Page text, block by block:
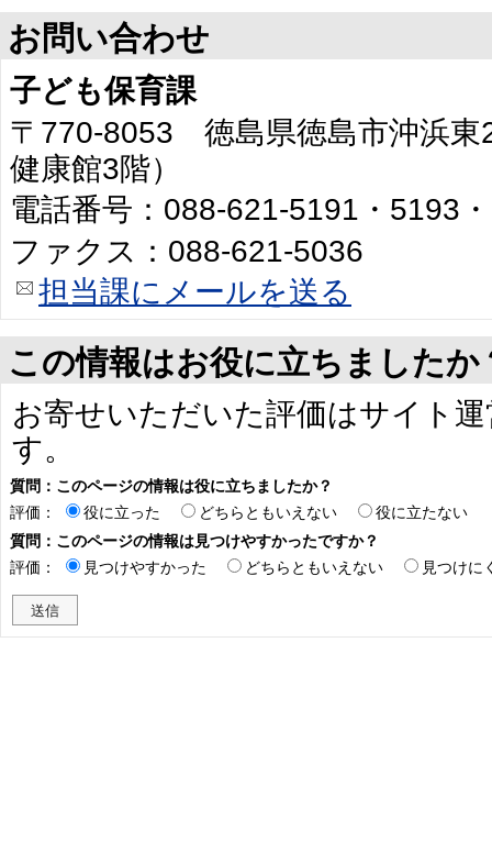
お問い合わせ
子ども保育課
〒770-8053 徳島県徳島市沖浜東
健康館3階）
電話番号：088-621-5191・5193
ファクス：088-621-5036
担当課にメールを送る
この情報はお役に立ちましたか
お寄せいただいた評価はサイト
す。
質問：このページの情報は役に立ちましたか？
評価：
役に立った どちらともいえない
役に立たない
質問：このページの情報は見つけやすかったですか？
評価：
見つけやすかった どちらともいえない 見つけに